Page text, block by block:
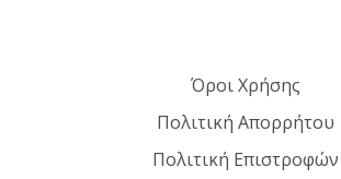
Όροι Χρήσης
Πολιτική Απορρήτου
Πολιτική Επιστροφών